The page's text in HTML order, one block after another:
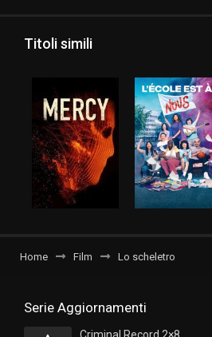
Titoli simili
Home Film Lo scheletro
Serie Aggiornamenti